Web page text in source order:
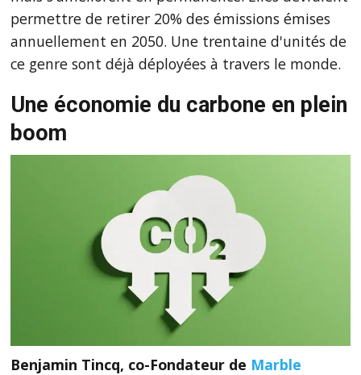
permettre de retirer 20% des émissions émises
annuellement en 2050. Une trentaine d'unités de
ce genre sont déjà déployées à travers le monde.
Une économie du carbone en plein
boom
Benjamin Tincq, co-Fondateur de Marble